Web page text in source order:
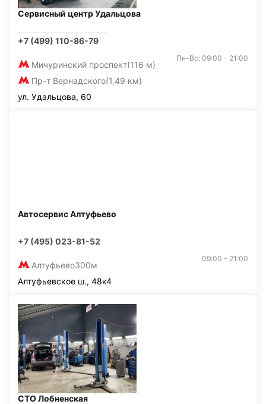
Сервисный центр Удальцова
+7 (499) 110-86-79
Мичуринский проспект(116 м)
Пр-т Вернадского(1,49 км)
Пн-Вс: 09:00 - 21:00
ул. Удальцова, 60
Автосервис Алтуфьево
+7 (495) 023-81-52
Алтуфьево300м
09:00 - 21:00
Алтуфьевское ш., 48к4
СТО Лобненская